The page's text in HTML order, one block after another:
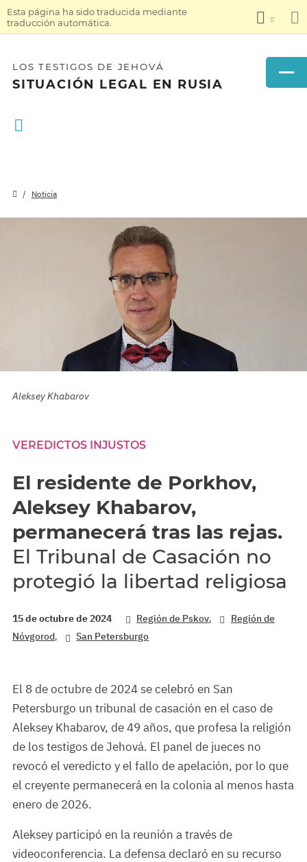
Esta página ha sido traducida mediante
traducción automática.
LOS TESTIGOS DE JEHOVÁ
SITUACIÓN LEGAL EN RUSIA
Noticia
Aleksey Khabarov
VEREDICTOS INJUSTOS
El residente de Porkhov,
Aleksey Khabarov,
permanecerá tras las rejas.
El Tribunal de Casación no
protegió la libertad religiosa
15 de octubre de 2024 Región de Pskov,
Región de
Nóvgorod, San Petersburgo
El 8 de octubre de 2024 se celebró en San
Petersburgo un tribunal de casación en el caso de
Aleksey Khabarov, de 49 años, que profesa la religión
de los testigos de Jehová. El panel de jueces no
revocó el veredicto y el fallo de apelación, por lo que
el creyente permanecerá en la colonia al menos hasta
enero de 2026.
Aleksey participó en la reunión a través de
videoconferencia. La defensa declaró en su recurso